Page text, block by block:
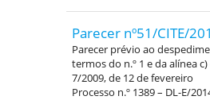
Parecer nº51/CITE/
Parecer prévio ao
termos do n.º 1 e da alínea
7/2009, de 12 de fevereiro
Processo n.º 1389 – DL-E/